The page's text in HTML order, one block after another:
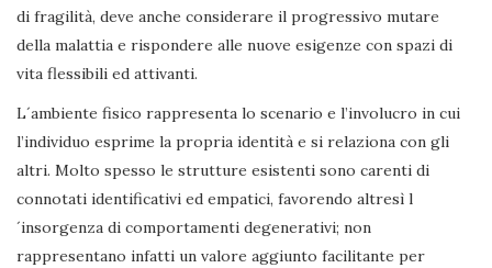
di fragilità, deve anche considerare il progressivo mutare
della malattia e rispondere alle nuove esigenze con spazi di
vita flessibili ed attivanti.
L´ambiente fisico rappresenta lo scenario e l’involucro in cui
l’individuo esprime la propria identità e si relaziona con gli
altri. Molto spesso le strutture esistenti sono carenti di
connotati identificativi ed empatici, favorendo altresì l
´insorgenza di comportamenti degenerativi; non
rappresentano infatti un valore aggiunto facilitante per